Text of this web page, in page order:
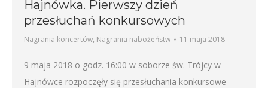
Hajnówka. Pierwszy dzień
przesłuchań konkursowych
Nagrania koncertów, Nagrania nabożeństw 11 maja 2018
9 maja 2018 o godz. 16:00 w soborze św. Trójcy w
Hajnówce rozpoczęły się przesłuchania konkursowe